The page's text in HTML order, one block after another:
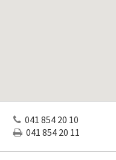
041 854 20 10
041 854 20 11